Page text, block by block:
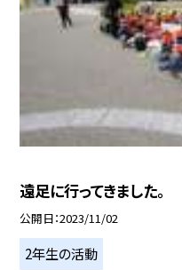
遠足に行ってきました。
公開日 2023/11/02
2年生の活動